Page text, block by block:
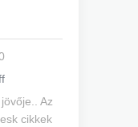
Az
cikkek